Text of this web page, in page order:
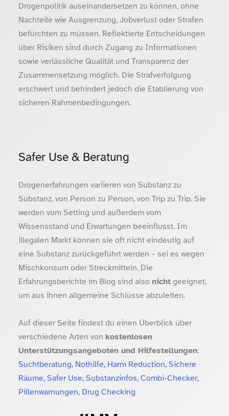
Drogenpolitik auseinandersetzen zu können, ohne
Nachteile wie Ausgrenzung, Jobverlust oder Strafen
befürchten zu müssen. Reflektierte Entscheidungen
über Risiken sind durch Zugang zu Informationen
sowie verlässliche Qualität und Transparenz der
Zusammensetzung möglich. Die Strafverfolgung
erschwert und behindert jedoch die Etablierung von
sicheren Rahmenbedingungen.
Safer Use & Beratung
Drogenerfahrungen variieren von Substanz zu
Substanz, von Person zu Person, von Trip zu Trip. Sie
werden vom Setting und außerdem vom
Wissensstand und Erwartungen beeinflusst. Im
illegalen Markt können sie oft nicht eindeutig auf
eine Substanz zurückgeführt werden – sei es wegen
Mischkonsum oder Streckmitteln. Die
Erfahrungsberichte im Blog sind also nichtgeeignet,
um aus ihnen allgemeine Schlüsse abzuleiten.
Auf dieser Seite findest du einen Überblick über
verschiedene Arten von kostenlosen
Unterstützungsangeboten und Hilfestellungen:
Suchtberatung, Nothilfe, Harm Reduction, Sichere
Räume, Safer Use, Substanzinfos, Combi-Checker,
Pillenwarnungen, Drug Checking